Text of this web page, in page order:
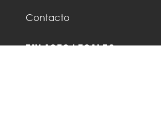
Contacto
Enlaces Legales